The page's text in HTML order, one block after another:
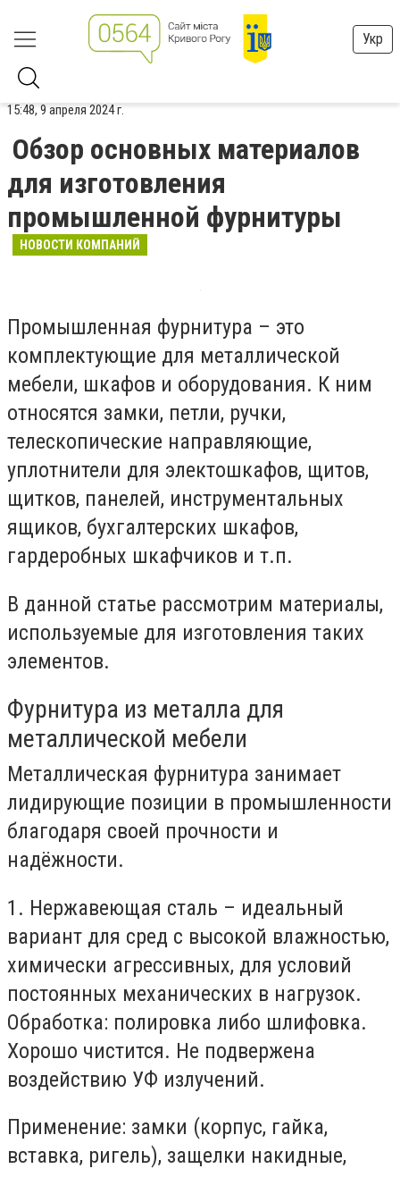
Укр
15:48, 9 апреля 2024 г.
Обзор основных материалов
для изготовления
промышленной фурнитуры
НОВОСТИ КОМПАНИЙ
Промышленная фурнитура – это
комплектующие для металлической
мебели, шкафов и оборудования. К ним
относятся замки, петли, ручки,
телескопические направляющие,
уплотнители для электошкафов, щитов,
щитков, панелей, инструментальных
ящиков, бухгалтерских шкафов,
гардеробных шкафчиков и т.п.
В данной статье рассмотрим материалы,
используемые для изготовления таких
элементов.
Фурнитура из металла для
металлической мебели
Металлическая фурнитура занимает
лидирующие позиции в промышленности
благодаря своей прочности и
надёжности.
1. Нержавеющая сталь – идеальный
вариант для сред с высокой влажностью,
химически агрессивных, для условий
постоянных механических в нагрузок.
Обработка: полировка либо шлифовка.
Хорошо чистится. Не подвержена
воздействию УФ излучений.
Применение: замки (корпус, гайка,
вставка, ригель), защелки накидные,